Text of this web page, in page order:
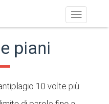
Toggle
navigation
piani
10 volte più